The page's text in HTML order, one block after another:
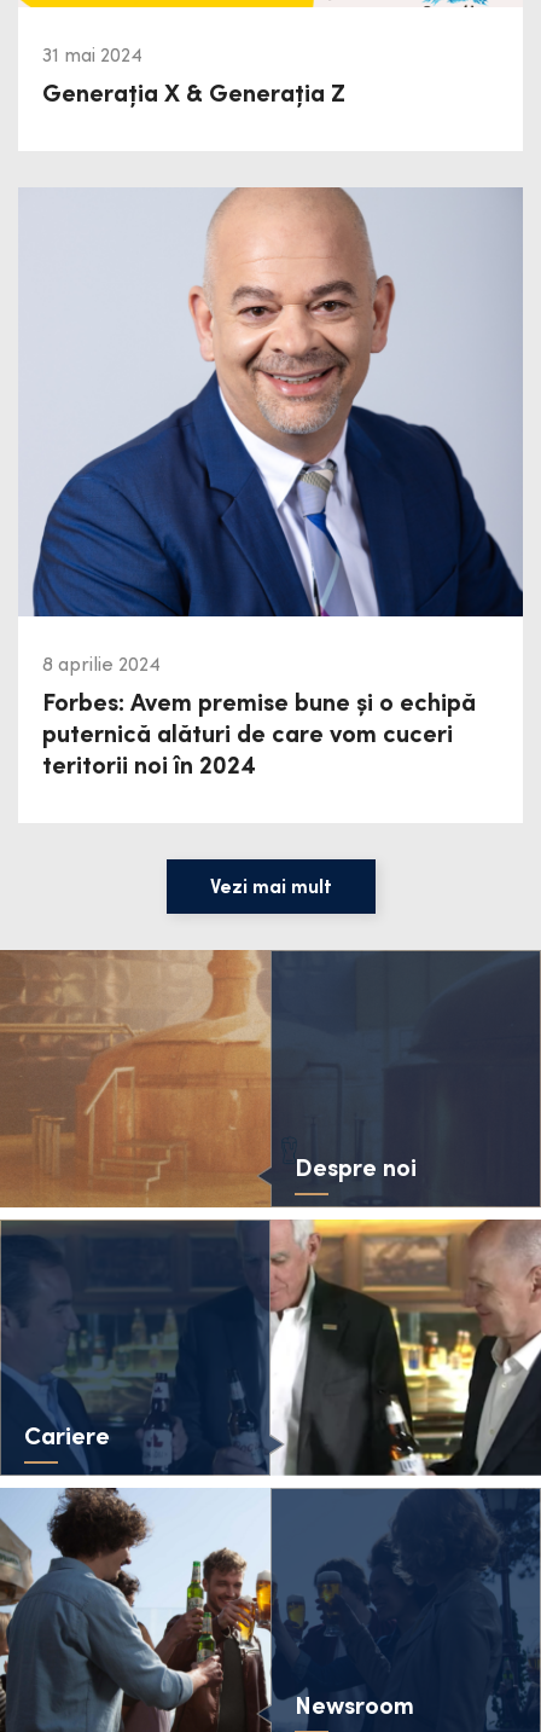
31 mai 2024
Generația X & Generația Z
8 aprilie 2024
Forbes: Avem premise bune și o echipă
puternică alături de care vom cuceri
teritorii noi în 2024
Vezi mai mult
Despre noi
Cariere
Newsroom